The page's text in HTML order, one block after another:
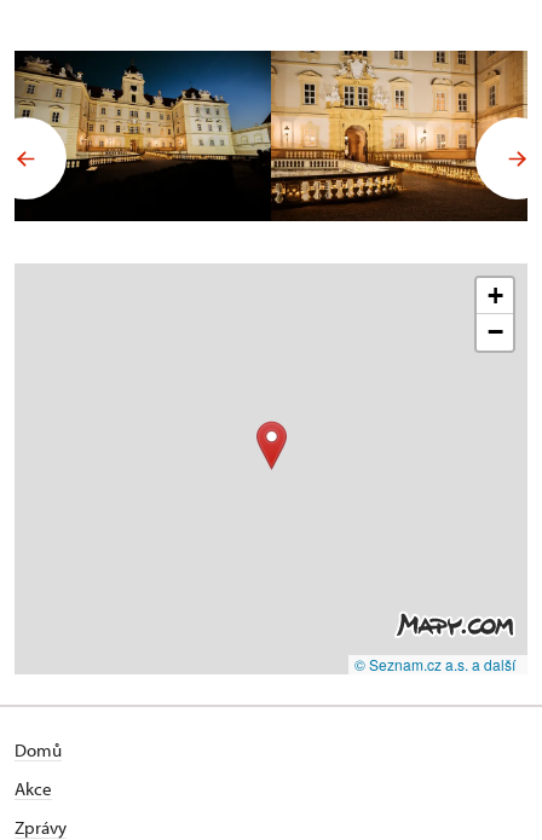
+
−
© Seznam.cz a.s. a další
Domů
Akce
Zprávy